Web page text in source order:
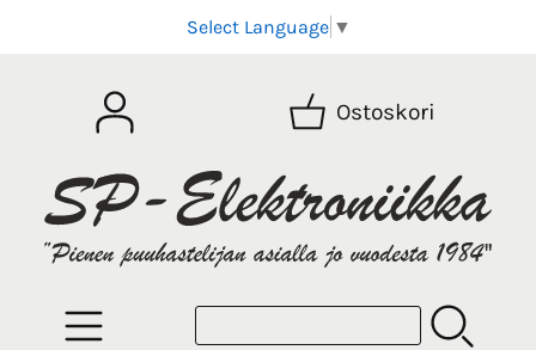
Select Language ▼
Ostoskori